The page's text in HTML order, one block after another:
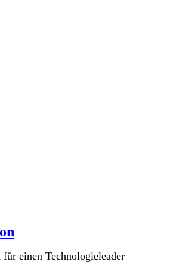
einen Technologieleader